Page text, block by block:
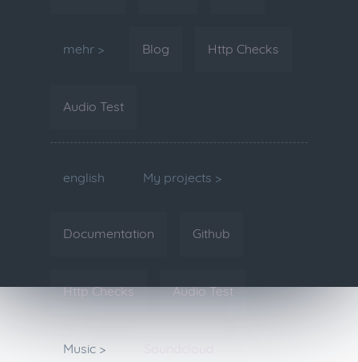
mehr > Blog Http Checks
Audio Test
english My projects >
Documentation Github
Http Checks Audio Test
Music >